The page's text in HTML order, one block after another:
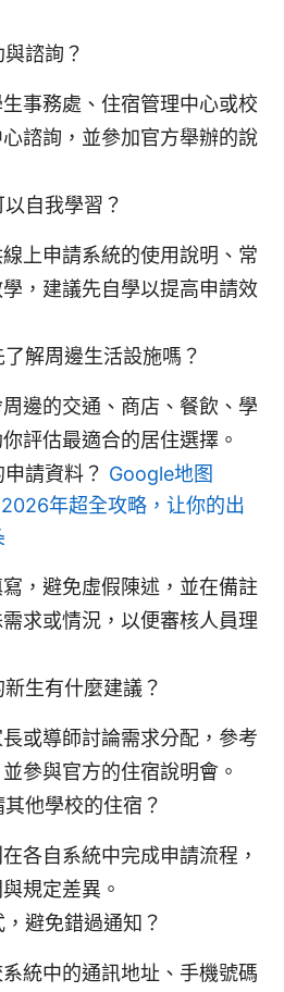
諮詢？
事務處、住宿管理中心或校
諮詢，並參加官方舉辦的說
自我學習？
上申請系統的使用說明、常
，建議先自學以提高申請效
解周邊生活設施嗎？
邊的交通、商店、餐飲、學
評估最適合的居住選擇。
請資料？ Google地图
年超全攻略，让你的出
，避免虛假陳述，並在備註
求或情況，以便審核人員理
生有什麼建議？
或導師討論需求分配，參考
參與官方的住宿說明會。
他學校的住宿？
各自系統中完成申請流程，
規定差異。
避免錯過通知？
統中的通訊地址、手機號碼